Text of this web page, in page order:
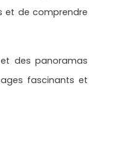
et de comprendre
des panoramas
fascinants et